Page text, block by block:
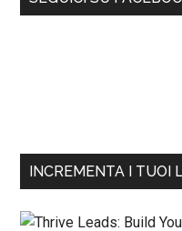
INCREMENTA I TUOI